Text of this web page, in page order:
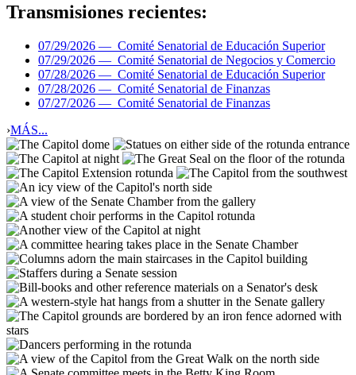
Transmisiones recientes:
07/29/2026 — Comité Senatorial de Educación Superior
07/29/2026 — Comité Senatorial de Negocios y Comercio
07/28/2026 — Comité Senatorial de Educación Superior
07/28/2026 — Comité Senatorial de Finanzas
07/27/2026 — Comité Senatorial de Finanzas
›MÁS...